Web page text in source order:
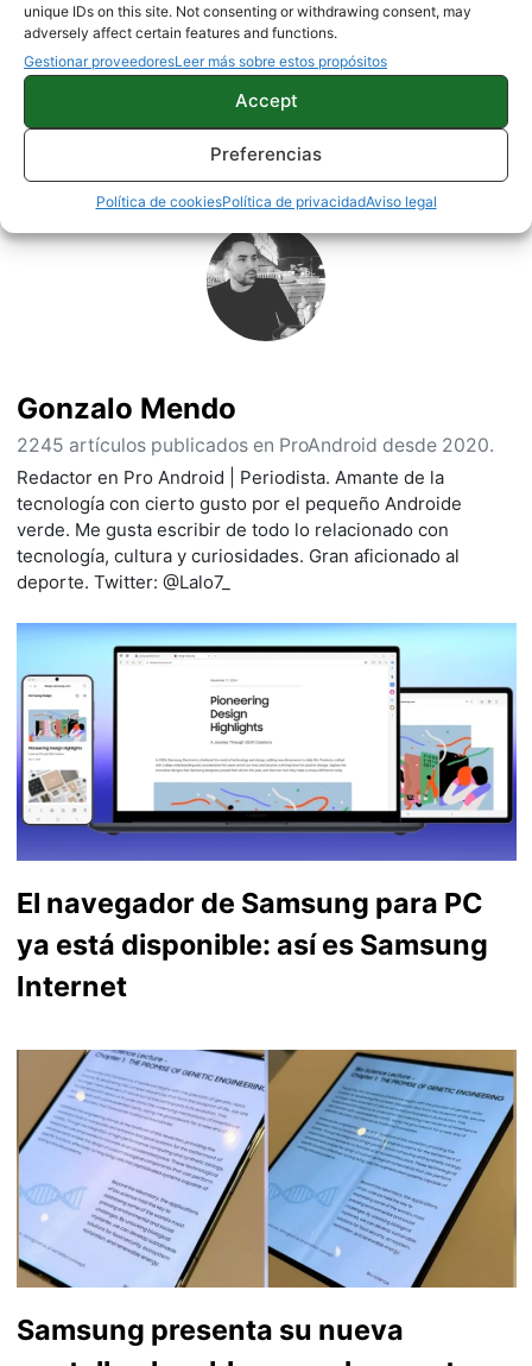
unique IDs on this site. Not consenting or withdrawing consent, may
adversely affect certain features and functions.
Gestionar proveedoresLeer más sobre estos propósitos
Accept
Preferencias
Política de cookiesPolítica de privacidadAviso legal
Gonzalo Mendo
2245 artículos publicados en ProAndroid desde 2020.
Redactor en Pro Android | Periodista. Amante de la
tecnología con cierto gusto por el pequeño Androide
verde. Me gusta escribir de todo lo relacionado con
tecnología, cultura y curiosidades. Gran aficionado al
deporte. Twitter: @Lalo7_
El navegador de Samsung para PC
ya está disponible: así es Samsung
Internet
Samsung presenta su nueva